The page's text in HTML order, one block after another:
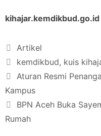
kihajar.kemdikbud.go.id
Artikel
kemdikbud, kuis
Aturan Resmi
Kampus
BPN Aceh Buka
Rumah